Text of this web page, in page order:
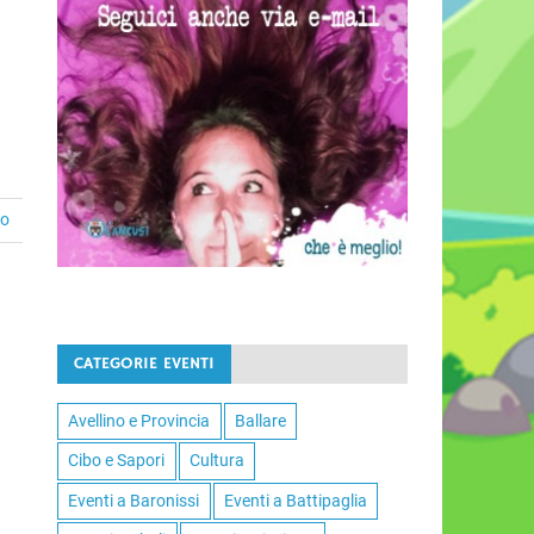
CATEGORIE EVENTI
Avellino e Provincia Ballare
Cibo e Sapori Cultura
Eventi a Baronissi Eventi a Battipaglia